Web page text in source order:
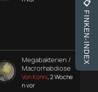
Megabakterien /
Macrorhabdiose
Von Konni, 2 Woche
n vor
📋
FINKEN-INDEX